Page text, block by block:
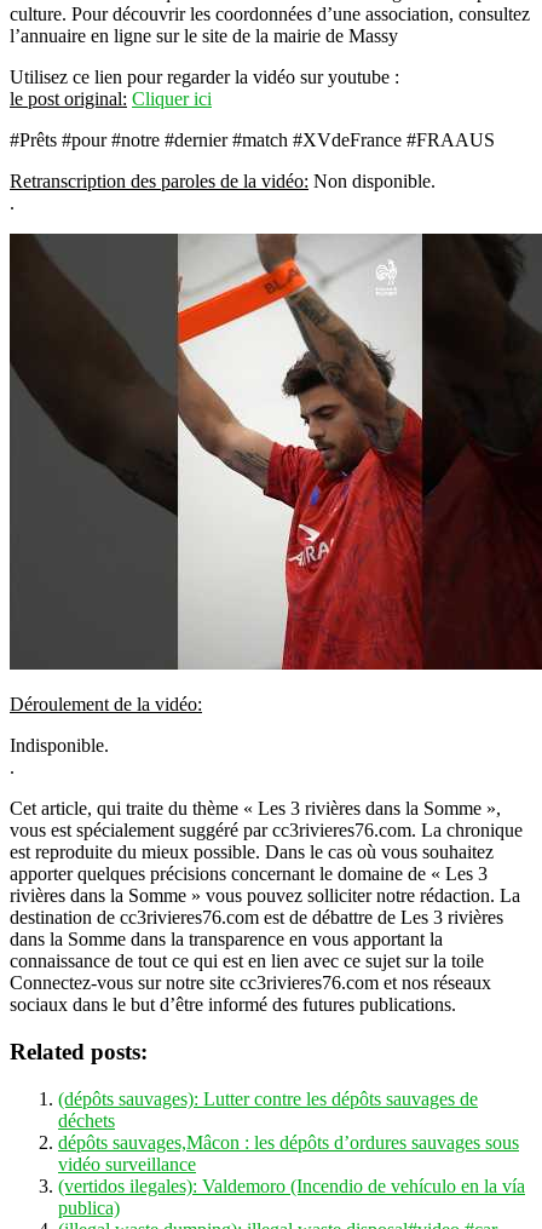
culture. Pour découvrir les coordonnées d’une association, consultez
l’annuaire en ligne sur le site de la mairie de Massy
Utilisez ce lien pour regarder la vidéo sur youtube :
le post original: Cliquer ici
#Prêts #pour #notre #dernier #match #XVdeFrance #FRAAUS
Retranscription des paroles de la vidéo: Non disponible.
.
Déroulement de la vidéo:
Indisponible.
.
Cet article, qui traite du thème « Les 3 rivières dans la Somme »,
vous est spécialement suggéré par cc3rivieres76.com. La chronique
est reproduite du mieux possible. Dans le cas où vous souhaitez
apporter quelques précisions concernant le domaine de « Les 3
rivières dans la Somme » vous pouvez solliciter notre rédaction. La
destination de cc3rivieres76.com est de débattre de Les 3 rivières
dans la Somme dans la transparence en vous apportant la
connaissance de tout ce qui est en lien avec ce sujet sur la toile
Connectez-vous sur notre site cc3rivieres76.com et nos réseaux
sociaux dans le but d’être informé des futures publications.
Related posts:
(dépôts sauvages): Lutter contre les dépôts sauvages de
déchets
dépôts sauvages,Mâcon : les dépôts d’ordures sauvages sous
vidéo surveillance
(vertidos ilegales): Valdemoro (Incendio de vehículo en la vía
publica)